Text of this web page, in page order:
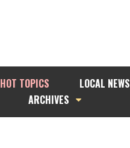
HOT TOPICS
LOCAL NEWS
ARCHIVES